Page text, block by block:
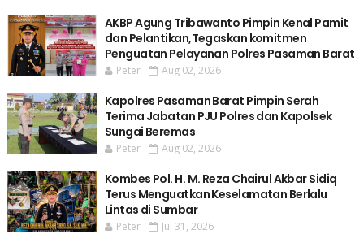
AKBP Agung Tribawanto Pimpin Kenal Pamit
dan Pelantikan,Tegaskan komitmen
Penguatan Pelayanan Polres Pasaman Barat
Peter Aug 02, 2026
Kapolres Pasaman Barat Pimpin Serah
Terima Jabatan PJU Polres dan Kapolsek
Sungai Beremas
Peter Aug 02, 2026
Kombes Pol. H. M. Reza Chairul Akbar Sidiq
Terus Menguatkan Keselamatan Berlalu
Lintas di Sumbar
Peter Jul 31, 2026